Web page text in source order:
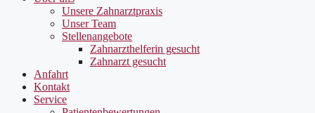
Unsere Zahnarztpraxis
Unser Team
Stellenangebote
Zahnarzthelferin gesucht
Zahnarzt gesucht
Anfahrt
Kontakt
Service